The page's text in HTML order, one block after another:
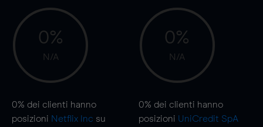
0%
N/A
0% dei clienti hanno
posizioni Netflix Inc su
0%
N/A
0% dei clienti hanno
posizioni UniCredit SpA